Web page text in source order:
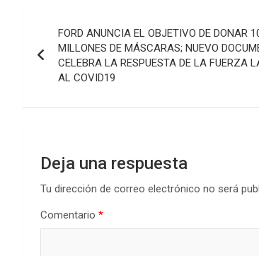
de
entradas
FORD ANUNCIA EL OBJETIVO DE DONAR
MILLONES DE MÁSCARAS; NUEVO
CELEBRA LA RESPUESTA DE LA FUERZA
AL COVID19
Deja una respuesta
Tu dirección de correo electrónico no será
Comentario *